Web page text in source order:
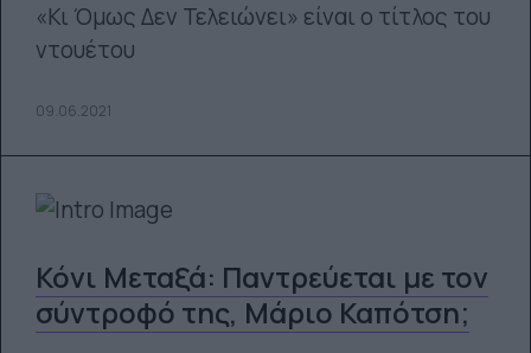
«Κι Όμως Δεν Τελειώνει» είναι ο τίτλος του
ντουέτου
09.06.2021
Κόνι Μεταξά: Παντρεύεται με τον
σύντροφό της, Μάριο Καπότση;